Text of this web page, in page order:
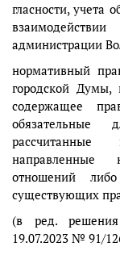
гласности, учета
администрации
нормативный
городской Думы,
содержащее
обязательные
направленные
отношений
существующих
(в ред. решения
19.07.2023 № 91/